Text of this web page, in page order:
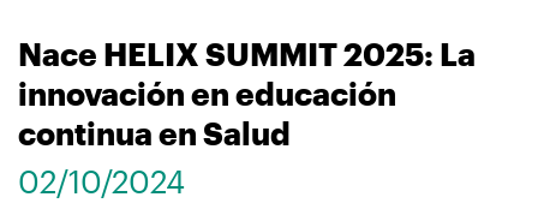
Nace HELIX SUMMIT 2025: La
innovación en educación
continua en Salud
02/10/2024